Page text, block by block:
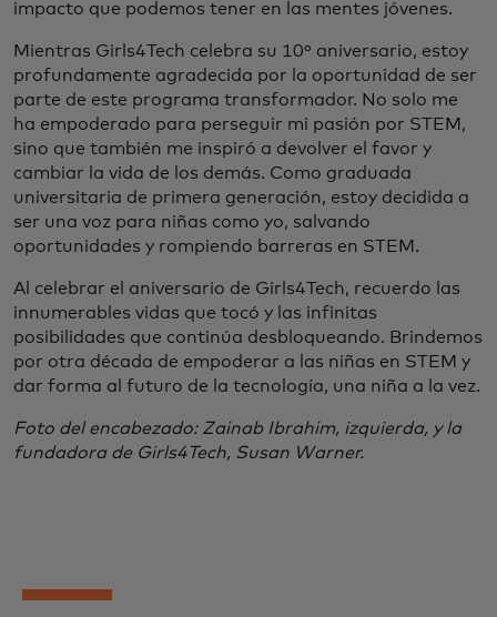
impacto que podemos tener en las mentes jóvenes.
Mientras Girls4Tech celebra su 10º aniversario, estoy
profundamente agradecida por la oportunidad de ser
parte de este programa transformador. No solo me
ha empoderado para perseguir mi pasión por STEM,
sino que también me inspiró a devolver el favor y
cambiar la vida de los demás. Como graduada
universitaria de primera generación, estoy decidida a
ser una voz para niñas como yo, salvando
oportunidades y rompiendo barreras en STEM.
Al celebrar el aniversario de Girls4Tech, recuerdo las
innumerables vidas que tocó y las infinitas
posibilidades que continúa desbloqueando. Brindemos
por otra década de empoderar a las niñas en STEM y
dar forma al futuro de la tecnología, una niña a la vez.
Foto del encabezado: Zainab Ibrahim, izquierda, y la
fundadora de Girls4Tech, Susan Warner.